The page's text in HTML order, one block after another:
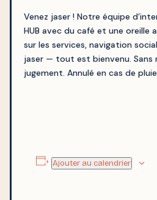
Venez jaser ! Notre équipe
HUB avec du café et une oreille
sur les services, navigation
jaser — tout est bienvenu. Sans
jugement. Annulé en cas de
Ajouter au calendrier